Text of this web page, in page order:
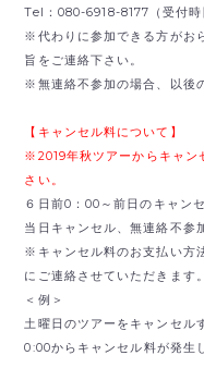
Tel：080-6918-8177（受付
※代わりに参加できる方がお
旨をご連絡下さい。
※無連絡不参加の場合、以後
【キャンセル料について】
※2019年秋ツアーからキャン
さい。
６日前0：00～前日のキャン
当日キャンセル、無連絡不参
※キャンセル料のお支払い方
にご連絡させていただきます。
＜例＞
土曜日のツアーをキャンセル
0:00からキャンセル料が発生